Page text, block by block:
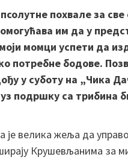
похвале за
им да у
момци успети да
потребне бодове.
у суботу на „Чика
подршку са трибина
велика жеља да
Крушевљанима за